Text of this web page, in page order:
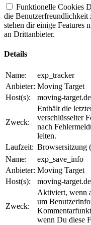
Funktionelle Cookies
die Benutzerfreundlichkeit
stehen dir einige Features
an Drittanbieter.
Details
Name:
exp_tracker
Anbieter: Moving Target
Host(s):
moving-target.de
Zweck:
Enthält die
verschlüsselter
nach
leiten.
Laufzeit: Browsersitzung
Name:
exp_save_info
Anbieter: Moving Target
Host(s):
moving-target.de
Zweck:
Aktiviert, wenn
um
wenn Du diese